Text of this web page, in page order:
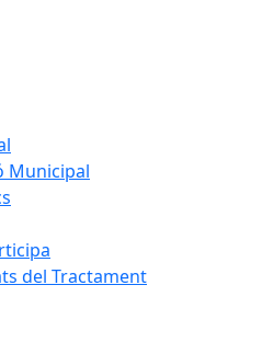
Municipal
del Tractament